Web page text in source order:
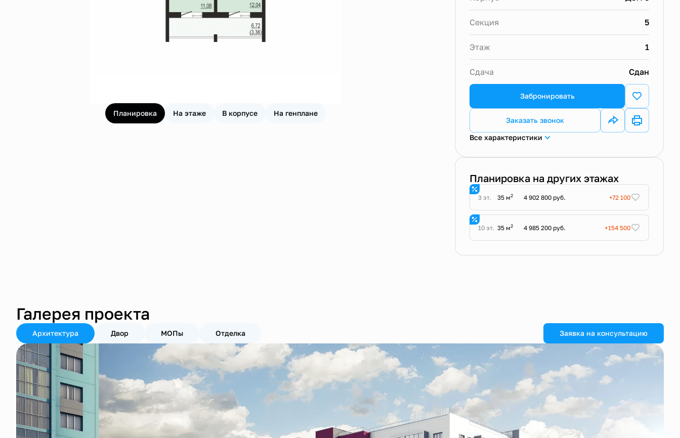
Планировка На этаже В корпусе На генплане
Секция 5
Этаж 1
Сдача Сдан
Забронировать
Заказать звонок
Все характеристики
Планировка на других этажах
3 эт. 35 м2 4 902 800 руб. +72 100
10 эт. 35 м2 4 985 200 руб. +154 500
Галерея проекта
Архитектура Двор МОПы Отделка Заявка на консультацию